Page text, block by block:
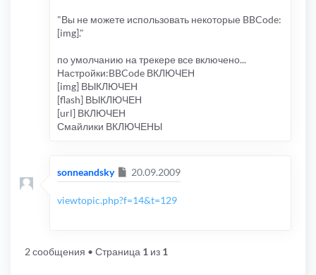
"Вы не можете использовать некоторые BBCode:
[img]."
по умолчанию на трекере все включено...
Настройки:BBCode ВКЛЮЧЕН
[img] ВЫКЛЮЧЕН
[flash] ВЫКЛЮЧЕН
[url] ВКЛЮЧЕН
Смайлики ВКЛЮЧЕНЫ
sonneandsky Сообщение
20.09.2009
viewtopic.php?f=14&t=129
2 сообщения • Страница 1 из 1